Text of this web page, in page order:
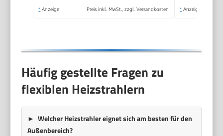
großer Standfuß &
* Anzeige Preis inkl. MwSt., zzgl. Versandkosten * Anzeige
Häufig gestellte Fragen zu
flexiblen Heizstrahlern
Welcher Heizstrahler eignet sich am besten für den
Außenbereich?